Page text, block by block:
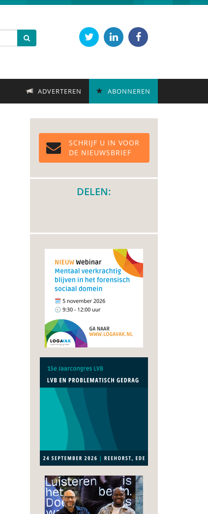
ADVERTEREN ABONNEREN
SCHRIJF U IN VOOR
DE NIEUWSBRIEF
DELEN: